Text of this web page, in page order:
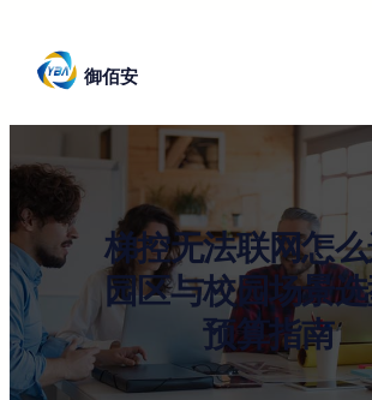
御佰安
梯控无法联网怎么
园区与校园场景
预算指南